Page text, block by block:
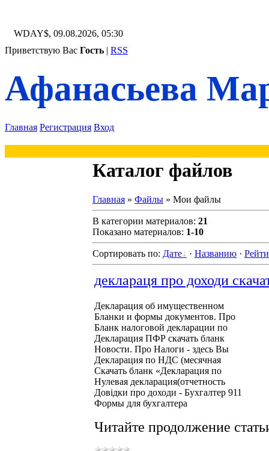
WDAY$, 09.08.2026, 05:30
Приветствую Вас Гость | RSS
Афанасьева
Главная Регистрация Вход
Каталог файлов
Главная » Файлы » Мои файлы
В категории материалов: 21
Показано материалов: 1-10
Сортировать по: Дате · Названию ·
деклараця про доходи
Декларация об имущественном
Бланки и формы документов. Про
Бланк налоговой декларации по
Декларация ПФР скачать бланк
Новости. Про Налоги - здесь Вы
Декларация по НДС (месячная
Скачать бланк «Декларация по
Нулевая декларация(отчетность
Довідки про доходи - Бухгалтер 911
Формы для бухгалтера
Читайте продолжение